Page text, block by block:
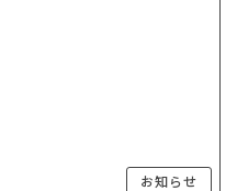
お知らせ